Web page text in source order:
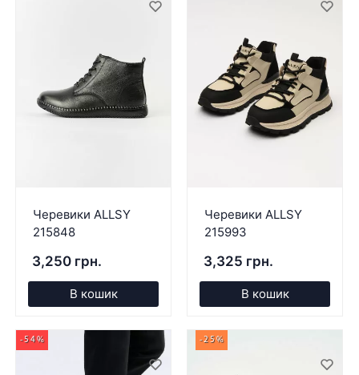
Черевики ALLSY
215848
3,250 грн.
В кошик
Черевики ALLSY
215993
3,325 грн.
В кошик
-54% -25%